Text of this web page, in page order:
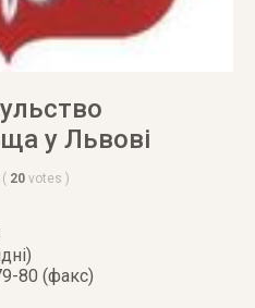
у Львові
( 20 votes )
80 (факс)